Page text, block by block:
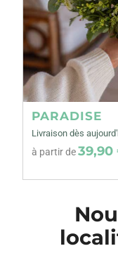
PARADISE
Livraison dès
à partir de39,90